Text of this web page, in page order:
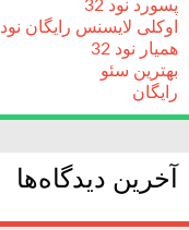
پسورد نود 32
اوکلی لایسنس رایگان نود 32
همیار نود 32
بهترین سئو
رایگان
آخرین دیدگاه‌ها